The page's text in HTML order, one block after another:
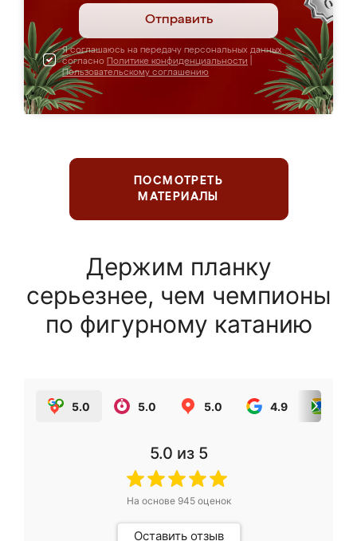
Отправить
Я соглашаюсь на передачу персональных данных
согласно Политике конфиденциальности
Пользовательскому соглашению
ПОСМОТРЕТЬ
МАТЕРИАЛЫ
Держим планку
серьезнее, чем чемпионы
по фигурному катанию
5.0 5.0 5.0 4.9
5.0 из 5
На основе 945оценок
Оставить отзыв